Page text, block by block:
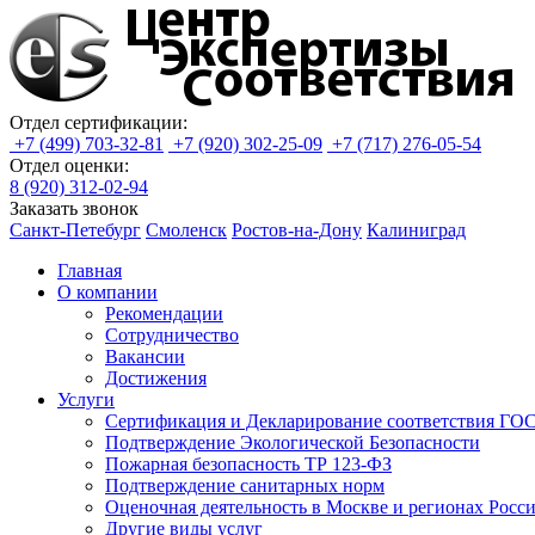
Отдел сертификации:
+7 (499) 703-32-81
+7 (920) 302-25-09 +7 (717) 276-05-54
Отдел оценки:
8 (920) 312-02-94
Заказать звонок
Санкт-Петебург Смоленск Ростов-на-Дону Калиниград
Главная
О компании
Рекомендации
Сотрудничество
Вакансии
Достижения
Услуги
Сертификация и Декларирование соответствия
Подтверждение Экологической Безопасности
Пожарная безопасность ТР 123-ФЗ
Подтверждение санитарных норм
Оценочная деятельность в Москве и регионах
Другие виды услуг